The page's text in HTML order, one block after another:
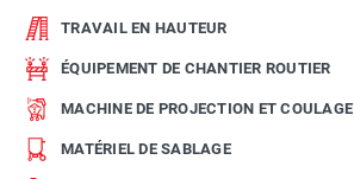
TRAVAIL EN HAUTEUR
ÉQUIPEMENT DE CHANTIER ROUTIER
MACHINE DE PROJECTION ET COULAGE
MATÉRIEL DE SABLAGE